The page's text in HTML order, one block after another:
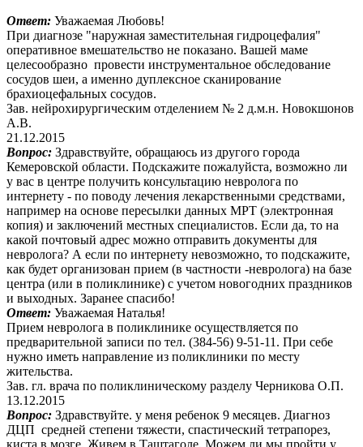
Ответ: Уважаемая Любовь!
При диагнозе "наружная заместительная гидроцефалия"
оперативное вмешательство не показано. Вашей маме
целесообразно провести инструментальное обследование
сосудов шеи, а именно дуплексное сканирование
брахиоцефальных сосудов.
Зав. нейрохирургическим отделением № 2 д.м.н. Новокшонов
А.В.
21.12.2015
Вопрос: Здравствуйте, обращаюсь из другого города
Кемеровской области. Подскажите пожалуйста, возможно ли
у вас в центре получить консультацию невролога по
интернету - по поводу лечения лекарственными средствами,
например на основе пересылки данных МРТ (электронная
копия) и заключений местных специалистов. Если да, то на
какой почтовый адрес можно отправить документы для
невролога? А если по интернету невозможно, то подскажите,
как будет организован прием (в частности -невролога) на базе
центра (или в поликлинике) с учетом новогодних праздников
и выходных. Заранее спасибо!
Ответ: Уважаемая Наталья!
Прием невролога в поликлинике осуществляется по
предварительной записи по тел. (384-56) 9-51-11. При себе
нужно иметь направление из поликлиники по месту
жительства.
Зав. гл. врача по поликлиническому разделу Черникова О.П.
13.12.2015
Вопрос: Здравствуйте. у меня ребенок 9 месяцев. Диагноз
ДЦП средней степени тяжести, спастический тетрапорез,